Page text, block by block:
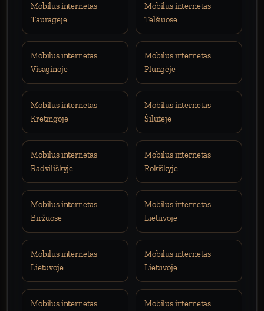
Mobilus internetas
Tauragėje
Mobilus internetas
Telšiuose
Mobilus internetas
Visaginoje
Mobilus internetas
Plungėje
Mobilus internetas
Kretingoje
Mobilus internetas
Šilutėje
Mobilus internetas
Radviliškyje
Mobilus internetas
Rokiškyje
Mobilus internetas
Biržuose
Mobilus internetas
Lietuvoje
Mobilus internetas
Lietuvoje
Mobilus internetas
Lietuvoje
Mobilus internetas
Mobilus internetas